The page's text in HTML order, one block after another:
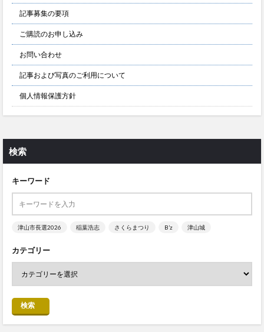
記事募集の要項
ご購読のお申し込み
お問い合わせ
記事および写真のご利用について
個人情報保護方針
検索
キーワード
津山市長選2026 稲葉浩志 さくらまつり B’z 津山城
カテゴリー
検索